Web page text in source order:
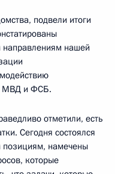
подвели итоги
направлениям нашей
МВД и ФСБ.
отметили, есть
Сегодня состоялся
позициям, намечены
которые